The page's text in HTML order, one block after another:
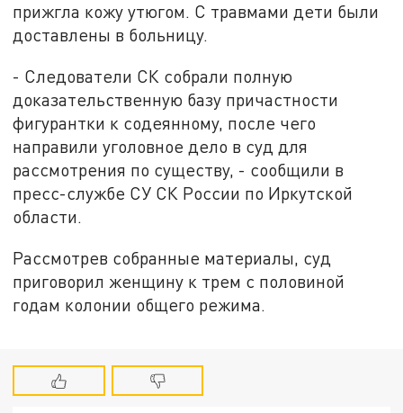
прижгла кожу утюгом. С травмами дети были
доставлены в больницу.
- Следователи СК собрали полную
доказательственную базу причастности
фигурантки к содеянному, после чего
направили уголовное дело в суд для
рассмотрения по существу, - сообщили в
пресс-службе СУ СК России по Иркутской
области.
Рассмотрев собранные материалы, суд
приговорил женщину к трем с половиной
годам колонии общего режима.